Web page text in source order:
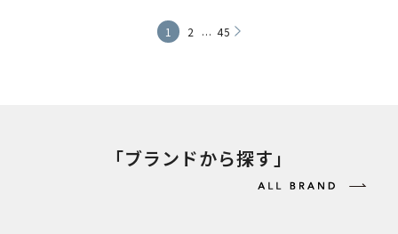
1 2 ... 45
「ブランドから探す」